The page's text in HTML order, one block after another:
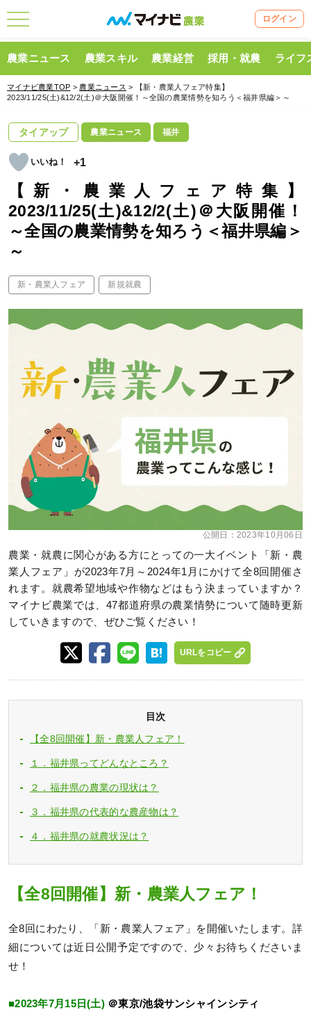
ログイン
農業ニュース 農業スキル 農業経営 採用・就農 ライフ
マイナビ農業TOP > 農業ニュース > 【新・農業人フェア特集】
2023/11/25(土)&12/2(土)＠大阪開催！～全国の農業情勢を知ろう＜福井県編＞～
タイアップ 農業ニュース 福井
+1
【新・農業人フェア特集】
2023/11/25(土)&12/2(土)＠大阪開催！
～全国の農業情勢を知ろう＜福井県編＞
～
新・農業人フェア 新規就農
公開日： 2023年10月06日
農業・就農に関心がある方にとっての一大イベント「新・農
業人フェア」が2023年7月～2024年1月にかけて全8回開催さ
れます。就農希望地域や作物などはもう決まっていますか？
マイナビ農業では、47都道府県の農業情勢について随時更新
していきますので、ぜひご覧ください！
URLをコピー
目次
【全8回開催】新・農業人フェア！
１．福井県ってどんなところ？
２．福井県の農業の現状は？
３．福井県の代表的な農産物は？
４．福井県の就農状況は？
【全8回開催】新・農業人フェア！
全8回にわたり、「新・農業人フェア」を開催いたします。詳
細については近日公開予定ですので、少々お待ちくださいま
せ！
■2023年7月15日(土) ＠東京/池袋サンシャインシティ